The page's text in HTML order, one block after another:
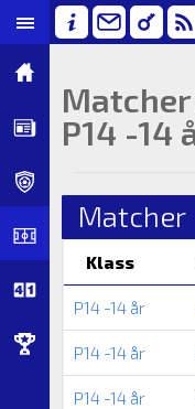
P14 -14
Matcher
Klass
P14 -14 år
P14 -14 år
P14 -14 år